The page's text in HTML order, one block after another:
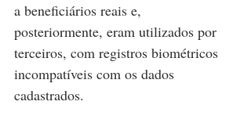
a beneficiários reais e,
posteriormente, eram utilizados por
terceiros, com registros biométricos
incompatíveis com os dados
cadastrados.